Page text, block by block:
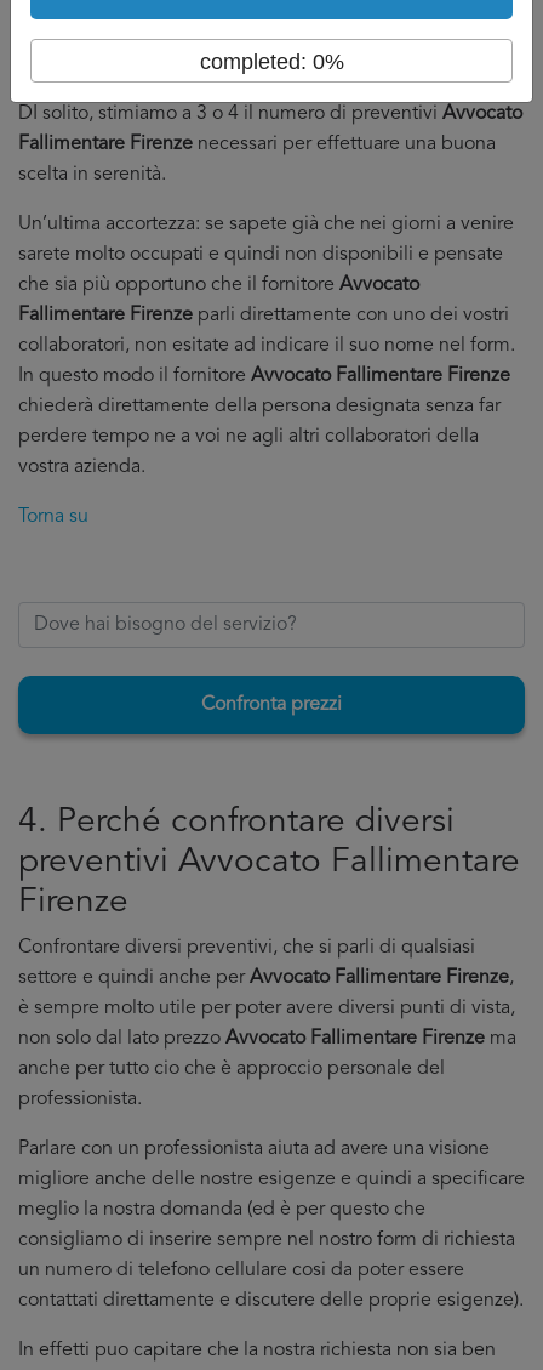
da poter fare serenamente la vostra scelta.
DI solito, stimiamo a 3 o 4 il numero di preventivi Avvocato
Fallimentare Firenze necessari per effettuare una buona
scelta in serenità.
Un’ultima accortezza: se sapete già che nei giorni a venire
sarete molto occupati e quindi non disponibili e pensate
che sia più opportuno che il fornitore Avvocato
Fallimentare Firenze parli direttamente con uno dei vostri
collaboratori, non esitate ad indicare il suo nome nel form.
In questo modo il fornitore Avvocato Fallimentare Firenze
chiederà direttamente della persona designata senza far
perdere tempo ne a voi ne agli altri collaboratori della
vostra azienda.
Torna su
Confronta prezzi
4. Perché confrontare diversi
preventivi Avvocato Fallimentare
Firenze
Confrontare diversi preventivi, che si parli di qualsiasi
settore e quindi anche perAvvocato Fallimentare Firenze,
è sempre molto utile per poter avere diversi punti di vista,
non solo dal lato prezzo Avvocato Fallimentare Firenze ma
anche per tutto cio che è approccio personale del
professionista.
Parlare con un professionista aiuta ad avere una visione
migliore anche delle nostre esigenze e quindi a specificare
meglio la nostra domanda (ed è per questo che
consigliamo di inserire sempre nel nostro form di richiesta
un numero di telefono cellulare cosi da poter essere
contattati direttamente e discutere delle proprie esigenze).
In effetti puo capitare che la nostra richiesta non sia ben
completed: 0%